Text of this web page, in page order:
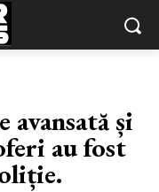
avansată și
au fost